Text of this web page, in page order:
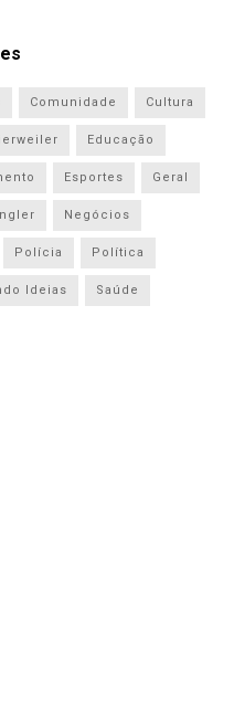
Comunidade Cultura
Educação
Esportes Geral
Negócios
Polícia Política
Ideias Saúde